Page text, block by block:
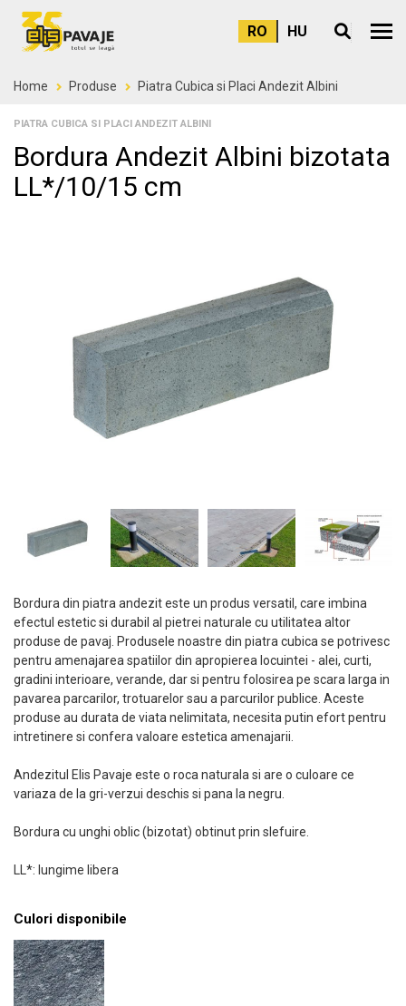
RO HU Meniu
Home Produse Piatra Cubica si Placi Andezit Albini
PIATRA CUBICA SI PLACI ANDEZIT ALBINI
Bordura Andezit Albini bizotata
LL*/10/15 cm
Bordura din piatra andezit este un produs versatil, care imbina
efectul estetic si durabil al pietrei naturale cu utilitatea altor
produse de pavaj. Produsele noastre din piatra cubica se potrivesc
pentru amenajarea spatiilor din apropierea locuintei - alei, curti,
gradini interioare, verande, dar si pentru folosirea pe scara larga in
pavarea parcarilor, trotuarelor sau a parcurilor publice. Aceste
produse au durata de viata nelimitata, necesita putin efort pentru
intretinere si confera valoare estetica amenajarii.
Andezitul Elis Pavaje este o roca naturala si are o culoare ce
variaza de la gri-verzui deschis si pana la negru.
Bordura cu unghi oblic (bizotat) obtinut prin slefuire.
LL*: lungime libera
Culori disponibile